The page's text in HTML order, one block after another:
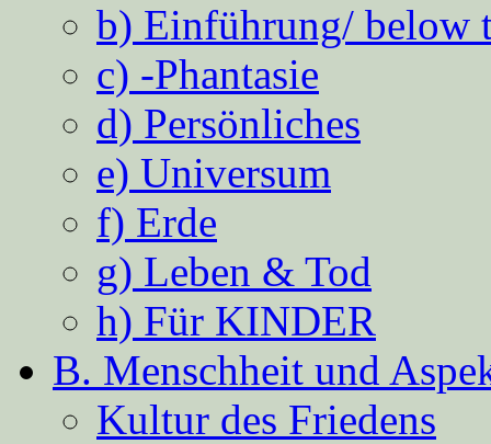
b) Einführung/ below
c) -Phantasie
d) Persönliches
e) Universum
f) Erde
g) Leben & Tod
h) Für KINDER
B. Menschheit und
Kultur des Friedens